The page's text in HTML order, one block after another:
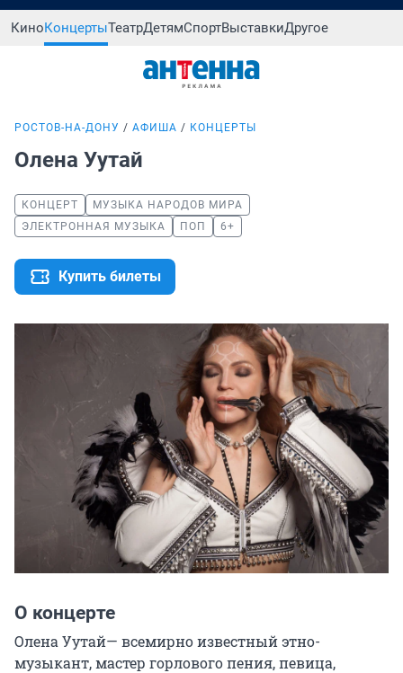
КиноКонцертыТеатрДетямСпортВыставкиДругое
РОСТОВ-НА-ДОНУ АФИША КОНЦЕРТЫ
Олена Уутай
КОНЦЕРТ
МУЗЫКА НАРОДОВ МИРА
ЭЛЕКТРОННАЯ МУЗЫКА
ПОП 6+
Купить билеты
О концерте
Олена Уутай— всемирно известный этно-
музыкант, мастер горлового пения, певица,